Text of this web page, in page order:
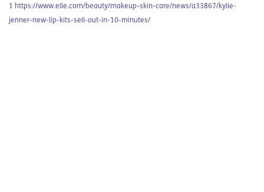
1 https://www.elle.com/beauty/makeup-skin-care/news/a33867/kylie-
jenner-new-lip-kits-sell-out-in-10-minutes/